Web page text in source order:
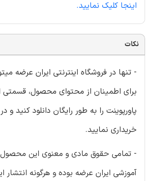
اینجا کلیک نمایید.
نکات
- تنها در فروشگاه اینترنتی ایران عرضه
برای اطمینان از محتوای محصول، قسمتی
پاورپوینت را به طور رایگان دانلود کنید
خریداری نمایید.
- تمامی حقوق مادی و معنوی این محصول
آموزشی ایران عرضه بوده و هرگونه انتشار